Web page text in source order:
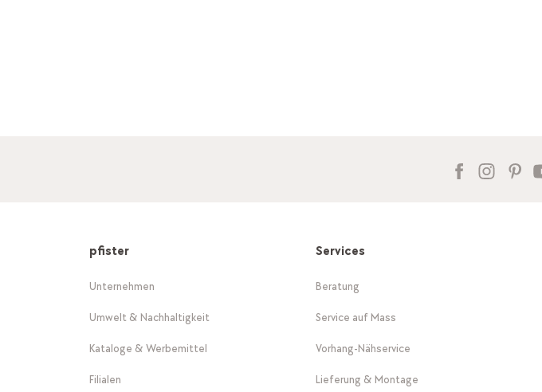
pfister
Unternehmen
Umwelt & Nachhaltigkeit
Kataloge & Werbemittel
Filialen
Services
Beratung
Service auf Mass
Vorhang-Nähservice
Lieferung & Montage